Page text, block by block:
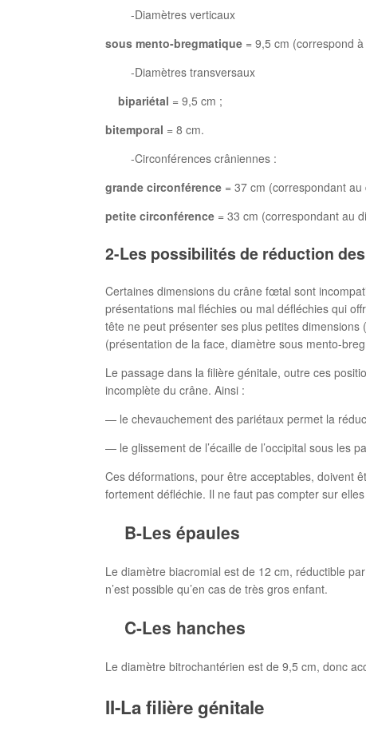
-Diamètres verticaux
sous mento-bregmatique = 9,5 cm (correspond
-Diamètres transversaux
bipariétal = 9,5 cm ;
bitemporal = 8 cm.
-Circonférences crâniennes :
grande circonférence = 37 cm (correspondant
petite circonférence = 33 cm (correspondant au
2-Les possibilités de réduction
Certaines dimensions du crâne fœtal sont
présentations mal fléchies ou mal défléchies qui
tête ne peut présenter ses plus petites dimensions
(présentation de la face, diamètre sous mento-
Le passage dans la filière génitale, outre ces
incomplète du crâne. Ainsi :
— le chevauchement des pariétaux permet la
— le glissement de l’écaille de l’occipital sous les
Ces déformations, pour être acceptables, doivent
fortement défléchie. Il ne faut pas compter sur
B-Les épaules
Le diamètre biacromial est de 12 cm, réductible
n’est possible qu’en cas de très gros enfant.
C-Les hanches
Le diamètre bitrochantérien est de 9,5 cm, donc
II-La filière génitale